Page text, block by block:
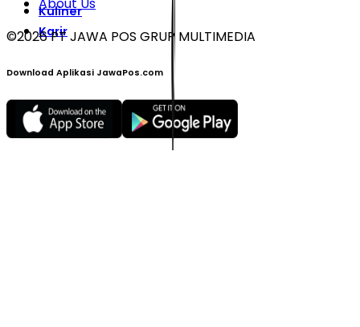
Kuliner
Karir
About Us
©2026PT JAWA POS GRUP MULTIMEDIA
Download Aplikasi JawaPos.com